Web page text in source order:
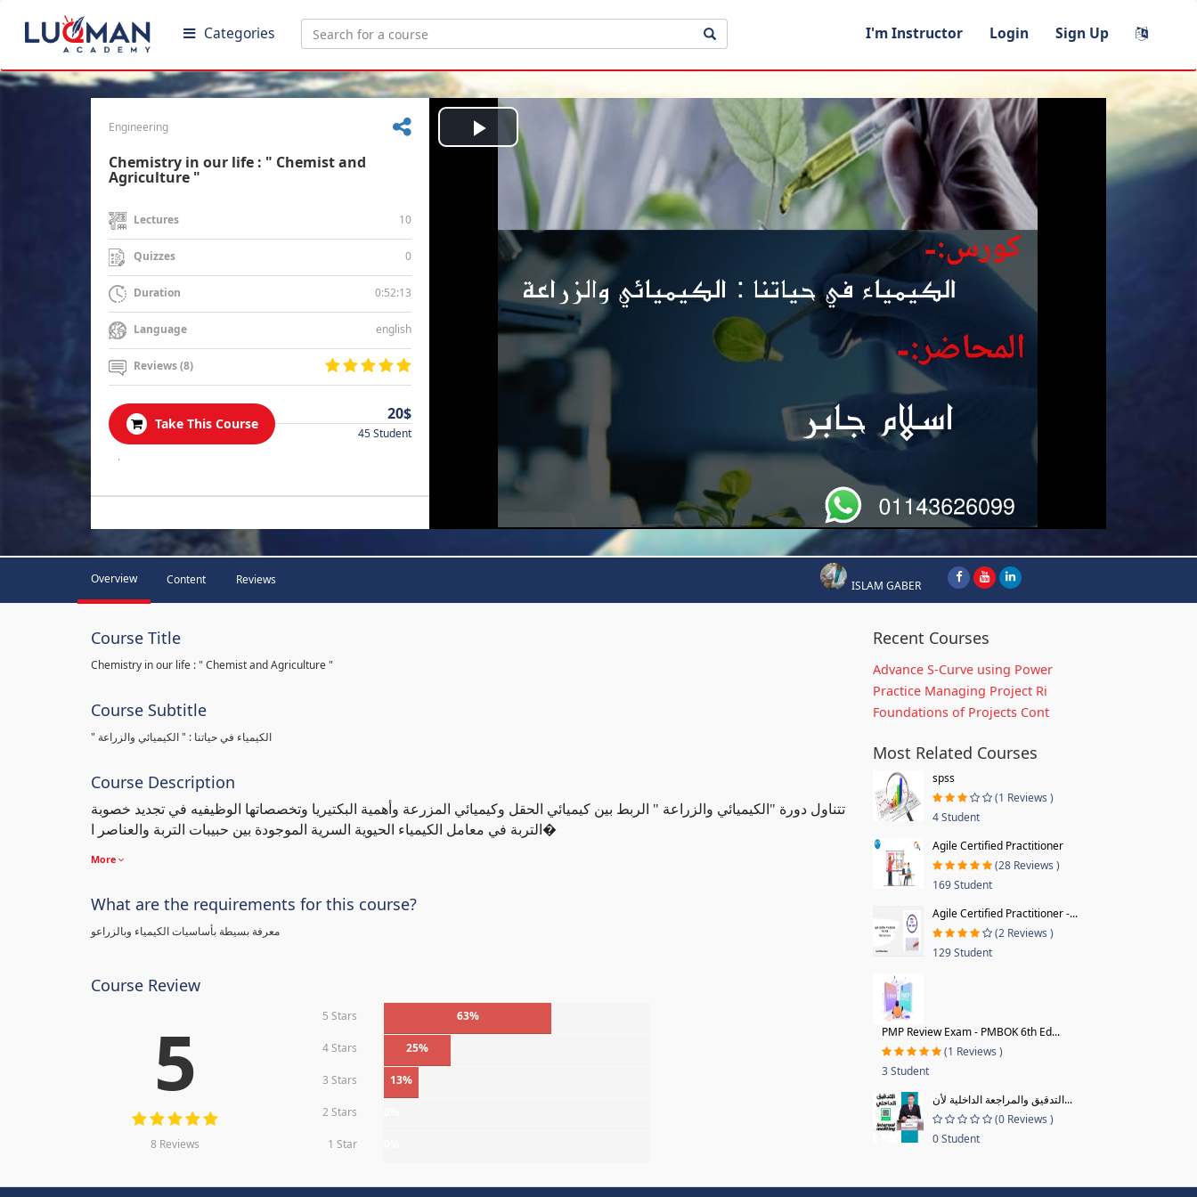
Categories I'm Instructor Login Sign Up
Engineering
Chemistry in our life : " Chemist and
Agriculture "
Lectures 10
Quizzes 0
Duration 0:52:13
Language english
Reviews (8)
Take This Course
20$
45 Student
.
Play
Video
Overview Content Reviews ISLAM GABER
Course Title
Chemistry in our life : " Chemist and Agriculture "
Course Subtitle
" الكيمياء في حياتنا : " الكيميائي والزراعة
Course Description
تتناول دورة "الكيميائي والزراعة " الربط بين كيميائي الحقل وكيميائي المزرعة وأهمية البكتيريا وتخصصاتها الوظيفيه في تجديد خصوبة
التربة في معامل الكيمياء الحيوية السرية الموجودة بين حبيبات التربة والعناصر ا�
More
What are the requirements for this course?
معرفة بسيطة بأساسيات الكيمياء وبالزراعو
Course Review
5
8 Reviews
5 Stars 63%
4 Stars 25%
3 Stars 13%
2 Stars
1 Star
Recent Courses
Advance S-Curve using Power
Practice Managing Project Ri
Foundations of Projects Cont
Most Related Courses
spss
(1 Reviews )
4 Student
Agile Certified Practitioner
(28 Reviews )
169 Student
Agile Certified Practitioner -...
(2 Reviews )
129 Student
PMP Review Exam - PMBOK 6th Ed...
(1 Reviews )
3 Student
التدقيق والمراجعة الداخلية لأن...
(0 Reviews )
0 Student